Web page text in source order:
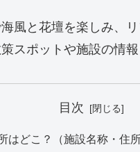
風と花壇を楽しみ、
スポットや施設の情報
目次
はどこ？（施設名称・住